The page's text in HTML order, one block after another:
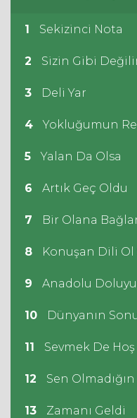
1 Sekizinci Nota
2 Sizin Gibi
3 Deli Yar
4 Yokluğumun
5 Yalan Da Olsa
6 Artık Geç Oldu
7 Bir Olana
8 Konuşan Dili Ol
9 Anadolu
10 Dünyanın
11 Sevmek De
12 Sen
13 Zamanı Geldi